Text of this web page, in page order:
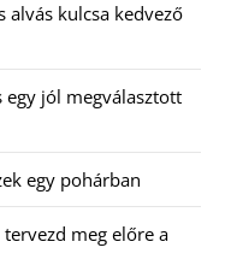
alvás kulcsa kedvező
egy jól megválasztott
egy pohárban
meg előre a